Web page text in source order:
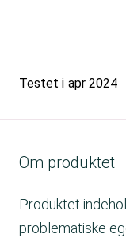
Testet i apr 2024
Om produktet
Produktet
problematiske